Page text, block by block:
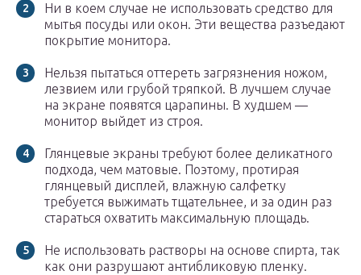
Ни в коем случае не использовать средство для
мытья посуды или окон. Эти вещества разъедают
покрытие монитора.
Нельзя пытаться оттереть загрязнения ножом,
лезвием или грубой тряпкой. В лучшем случае
на экране появятся царапины. В худшем —
монитор выйдет из строя.
Глянцевые экраны требуют более деликатного
подхода, чем матовые. Поэтому, протирая
глянцевый дисплей, влажную салфетку
требуется выжимать тщательнее, и за один раз
стараться охватить максимальную площадь.
Не использовать растворы на основе спирта, так
как они разрушают антибликовую пленку.